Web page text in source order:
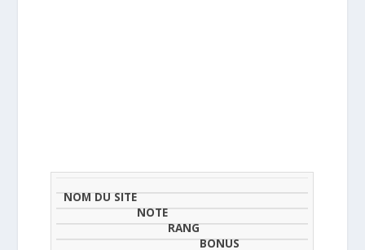
NOM
SITE
NOTE
(SUR
5)
CLASSEMENT